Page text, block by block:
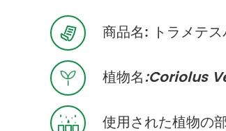
 商品名: トラメテ
 植物名:Coriolus
 使用された植物の